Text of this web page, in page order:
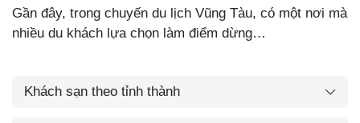
Gần đây, trong chuyến du lịch Vũng Tàu, có một nơi mà
nhiều du khách lựa chọn làm điểm dừng…
Khách sạn theo tỉnh thành